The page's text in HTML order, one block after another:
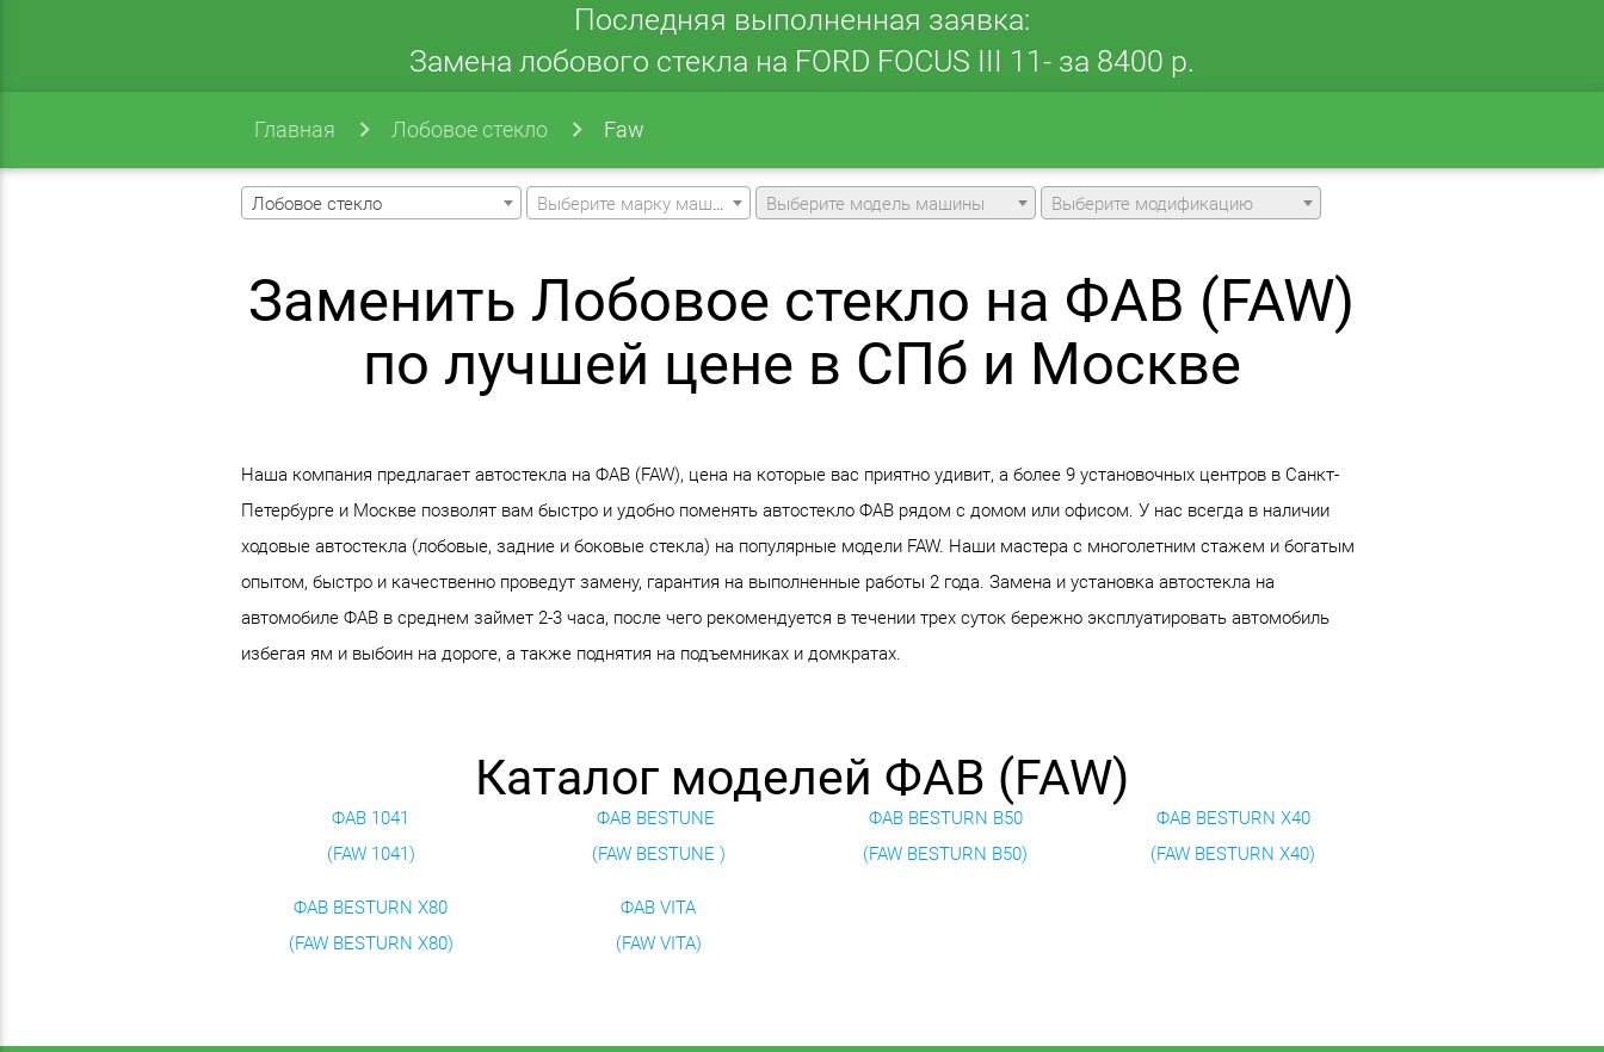
Последняя выполненная заявка:
Замена лобового стекла на FORD FOCUS III 11- за 8400 р.
Главная Лобовое стекло Faw
Лобовое стекло Выберите марку машины Выберите модель машины Выберите модификацию
Заменить Лобовое стекло на ФАВ (FAW)
по лучшей цене в СПб и Москве
Наша компания предлагает автостекла на ФАВ (FAW), цена на которые вас приятно удивит, а более 9 установочных центров в Санкт-
Петербурге и Москве позволят вам быстро и удобно поменять автостекло ФАВ рядом с домом или офисом. У нас всегда в наличии
ходовые автостекла (лобовые, задние и боковые стекла) на популярные модели FAW. Наши мастера с многолетним стажем и богатым
опытом, быстро и качественно проведут замену, гарантия на выполненные работы 2 года. Замена и установка автостекла на
автомобиле ФАВ в среднем займет 2-3 часа, после чего рекомендуется в течении трех суток бережно эксплуатировать автомобиль
избегая ям и выбоин на дороге, а также поднятия на подъемниках и домкратах.
Каталог моделей ФАВ (FAW)
ФАВ 1041
(FAW 1041)
ФАВ BESTUNE
(FAW BESTUNE )
ФАВ BESTURN B50
(FAW BESTURN B50)
ФАВ BESTURN X40
(FAW BESTURN X40)
ФАВ BESTURN X80
(FAW BESTURN X80)
ФАВ VITA
(FAW VITA)